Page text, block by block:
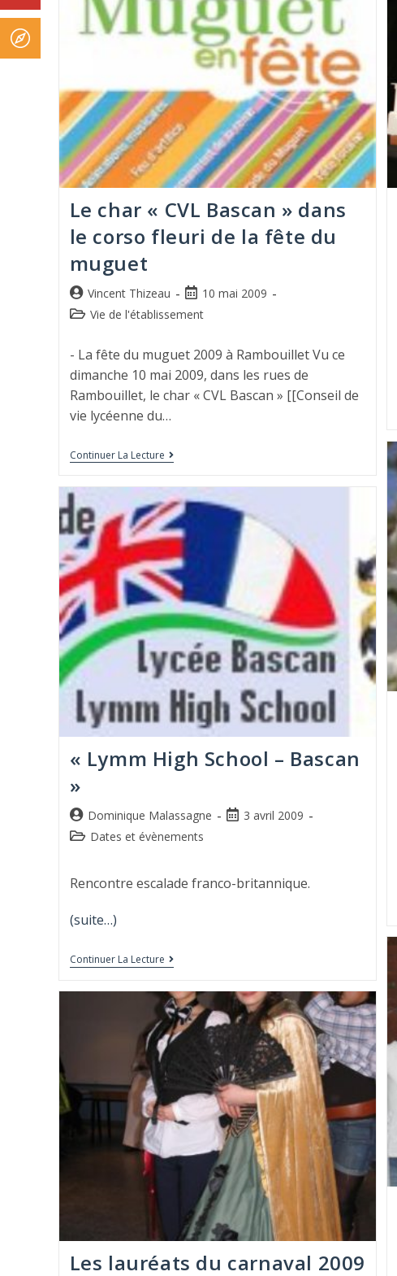
Le char « CVL Bascan » dans
le corso fleuri de la fête du
muguet
Vincent Thizeau
10 mai 2009
Vie de l'établissement
- La fête du muguet 2009 à Rambouillet Vu ce
dimanche 10 mai 2009, dans les rues de
Rambouillet, le char « CVL Bascan » [[Conseil de
vie lycéenne du…
Continuer La Lecture
« Lymm High School – Bascan
»
Dominique Malassagne
3 avril 2009
Dates et évènements
Rencontre escalade franco-britannique.
(suite…)
Continuer La Lecture
Les lauréats du carnaval 2009